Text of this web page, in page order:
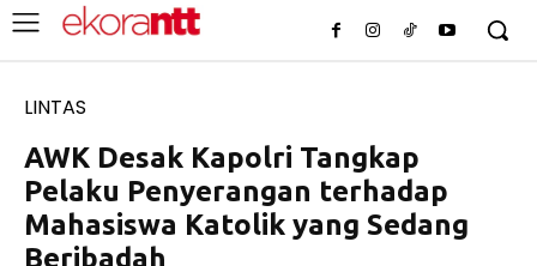
LINTAS
AWK Desak Kapolri Tangkap
Pelaku Penyerangan terhadap
Mahasiswa Katolik yang Sedang
Beribadah